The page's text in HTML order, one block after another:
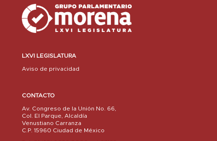
LXVI LEGISLATURA
Aviso de privacidad
CONTACTO
Av. Congreso de la Unión No. 66,
Col. El Parque, Alcaldía
Venustiano Carranza
C.P. 15960 Ciudad de México